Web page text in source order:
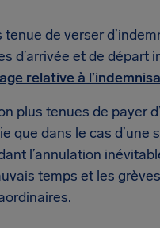
de verser
d’arrivée et de départ
relative à
plus tenues de payer
que dans le cas
l’annulation
temps et les